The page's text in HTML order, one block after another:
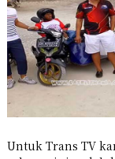
Untuk Trans TV